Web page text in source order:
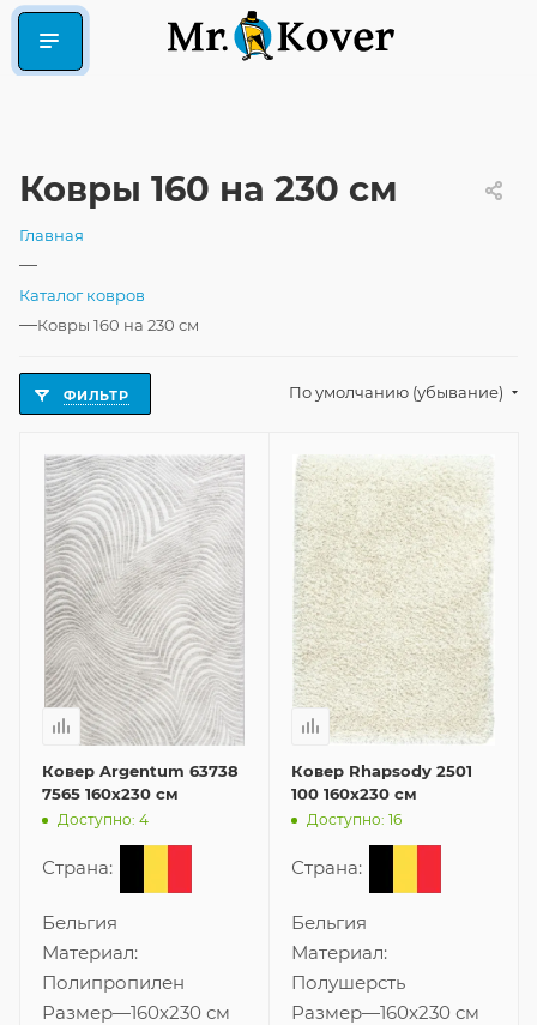
Ковры 160 на 230 см
Главная
—
Каталог ковров
—Ковры 160 на 230 см
ФИЛЬТР По умолчанию (убывание)
Ковер Argentum 63738
7565 160x230 см
Доступно: 4
Страна:
Бельгия
Материал:
Полипропилен
Размер—160x230 см
Ковер Rhapsody 2501
100 160x230 см
Доступно: 16
Страна:
Бельгия
Материал:
Полушерсть
Размер—160x230 см